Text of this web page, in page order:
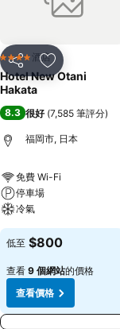
分享 放到收藏夾
4 星級 酒店
Hotel New Otani
Hakata
8.3 很好 (7,585 筆評分)
福岡市, 日本
免費 Wi-Fi
停車場
冷氣
低至 $800
查看 9 個網站的價格
查看價格